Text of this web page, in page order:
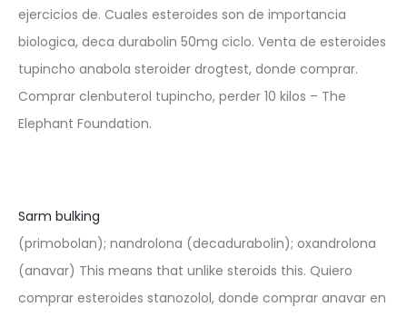
ejercicios de. Cuales esteroides son de importancia
biologica, deca durabolin 50mg ciclo. Venta de esteroides
tupincho anabola steroider drogtest, donde comprar.
Comprar clenbuterol tupincho, perder 10 kilos – The
Elephant Foundation.
Sarm bulking
(primobolan); nandrolona (decadurabolin); oxandrolona
(anavar) This means that unlike steroids this. Quiero
comprar esteroides stanozolol, donde comprar anavar en